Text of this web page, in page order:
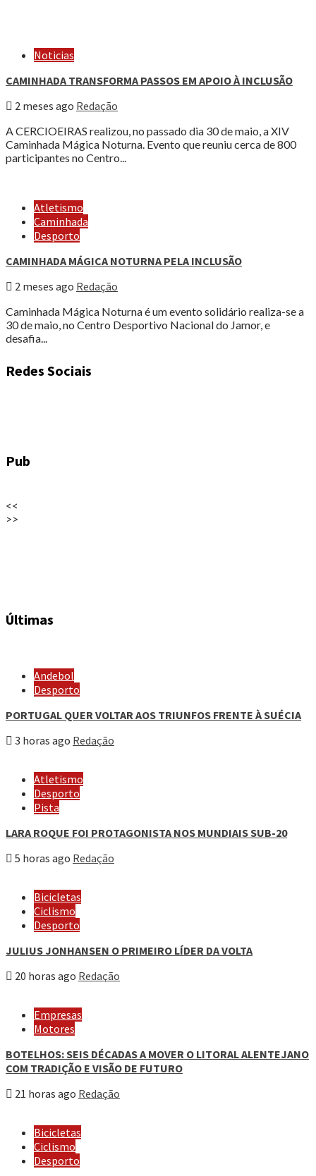
Noticias
CAMINHADA TRANSFORMA PASSOS EM APOIO À INCLUSÃO
2 meses ago Redação
A CERCIOEIRAS realizou, no passado dia 30 de maio, a XIV
Caminhada Mágica Noturna. Evento que reuniu cerca de 800
participantes no Centro...
Atletismo
Caminhada
Desporto
CAMINHADA MÁGICA NOTURNA PELA INCLUSÃO
2 meses ago Redação
Caminhada Mágica Noturna é um evento solidário realiza-se a
30 de maio, no Centro Desportivo Nacional do Jamor, e
desafia...
Redes Sociais
Pub
<<
>>
Últimas
Andebol
Desporto
PORTUGAL QUER VOLTAR AOS TRIUNFOS FRENTE À SUÉCIA
3 horas ago Redação
Atletismo
Desporto
Pista
LARA ROQUE FOI PROTAGONISTA NOS MUNDIAIS SUB-20
5 horas ago Redação
Bicicletas
Ciclismo
Desporto
JULIUS JONHANSEN O PRIMEIRO LÍDER DA VOLTA
20 horas ago Redação
Empresas
Motores
BOTELHOS: SEIS DÉCADAS A MOVER O LITORAL ALENTEJANO
COM TRADIÇÃO E VISÃO DE FUTURO
21 horas ago Redação
Bicicletas
Ciclismo
Desporto